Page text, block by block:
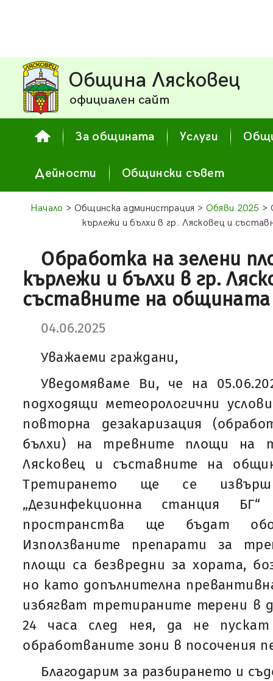
Община Лясковец
официален сайт
За общината Услуги
Дейности Общински съвет
Начало > Общинска администрация > Обяви 2025 >
кърлежи и бълхи в гр. Лясковец и
Обработка на зелени
кърлежи и бълхи в гр.
съставните на общината
04.06.2025
Уважаеми граждани,
Уведомяваме Ви, че на
подходящи метеорологични
повторна дезакаризация
бълхи) на тревните площи на
Лясковец и съставните на
Третирането ще се
„Дезинфекционна станция
пространства ще бъдат
Използваните препарати за
площи са безвредни за хората,
но като допълнителна
избягват третираните терени в
24 часа след нея, да не
обработваните зони в посочения
Благодарим за разбирането и